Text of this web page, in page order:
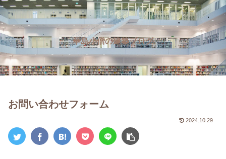
華島小僧の建築ブログ
お問い合わせフォーム
2024.10.29